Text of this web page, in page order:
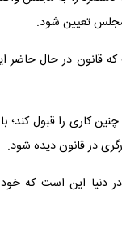
تعیین شود.
قانون در حال حاضر
کاری را قبول
در قانون دیده شود.
این است که